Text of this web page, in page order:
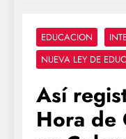
EDUCACION
NUEVA LEY DE
Así
Hora de